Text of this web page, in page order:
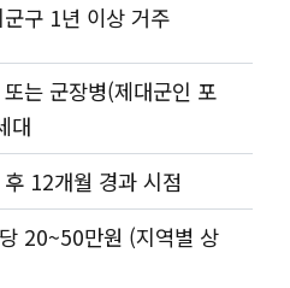
군구 1년 이상 거주
는 군장병(제대군인 포
대
12개월 경과 시점
20~50만원 (지역별 상